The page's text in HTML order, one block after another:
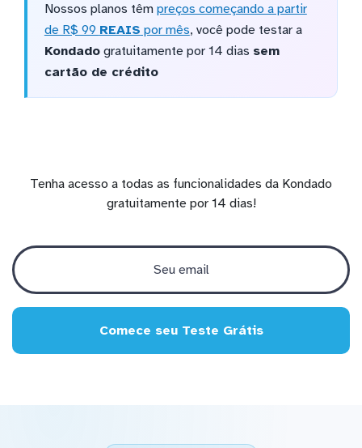
Nossos planos têm preços começando a partir
de R$ 99 REAIS por mês, você pode testar a
Kondadogratuitamente por 14 dias sem
cartão de crédito
Tenha acesso a todas as funcionalidades da Kondado
gratuitamente por 14 dias!
Comece seu Teste Grátis